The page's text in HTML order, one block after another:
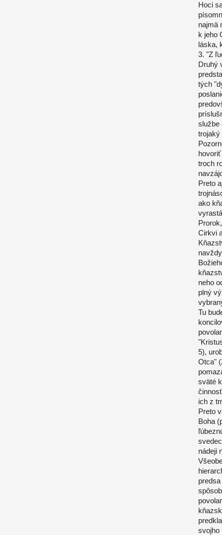
Hoci
najmä
k jeho
láska,
3. "Z
Druhý
tých
službe
trojaký
troch
Preto
ako
Cirkvi
neho
plný
Tu
5),
Otca"
sväté
ich z
Preto
Boha
nádeji
svojho